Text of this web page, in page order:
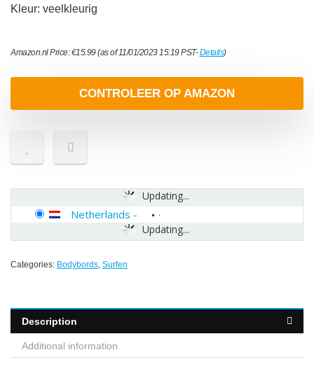
Kleur: veelkleurig
Amazon.nl Price:€15.99(as of 11/01/2023 15:19 PST-Details)
CONTROLEER OP AMAZON
Updating...
Updating...
Netherlands -
Categories: Bodybords, Surfen
Description
Additional information